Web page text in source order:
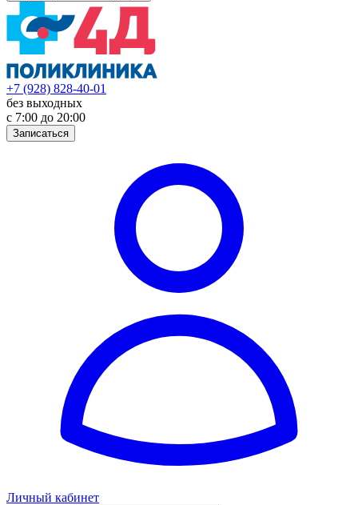
+7 (928) 828-40-01
без выходных
с 7:00 до 20:00
Записаться
Личный кабинет